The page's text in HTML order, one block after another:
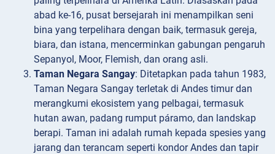
abad ke-16, pusat bersejarah ini menampilkan seni
bina yang terpelihara dengan baik, termasuk gereja,
biara, dan istana, mencerminkan gabungan pengaruh
Sepanyol, Moor, Flemish, dan orang asli.
Taman Negara Sangay: Ditetapkan pada tahun 1983,
Taman Negara Sangay terletak di Andes timur dan
merangkumi ekosistem yang pelbagai, termasuk
hutan awan, padang rumput páramo, dan landskap
berapi. Taman ini adalah rumah kepada spesies yang
jarang dan terancam seperti kondor Andes dan tapir